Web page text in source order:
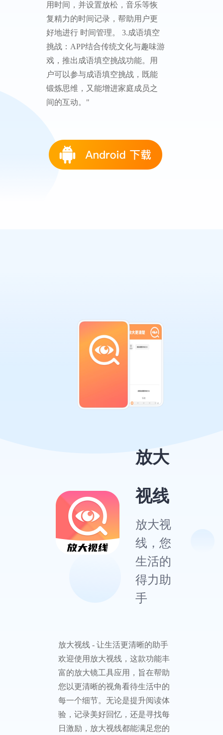
用时间，并设置放松，音乐等恢
复精力的时间记录，帮助用户更
好地进行 时间管理。 3.成语填空
挑战：APP结合传统文化与趣味游
戏，推出成语填空挑战功能。用
户可以参与成语填空挑战，既能
锻炼思维，又能增进家庭成员之
间的互动。"
放大
视线
放大视
线，您
生活的
得力助
手
放大视线 - 让生活更清晰的助手
欢迎使用放大视线，这款功能丰
富的放大镜工具应用，旨在帮助
您以更清晰的视角看待生活中的
每一个细节。无论是提升阅读体
验，记录美好回忆，还是寻找每
日激励，放大视线都能满足您的